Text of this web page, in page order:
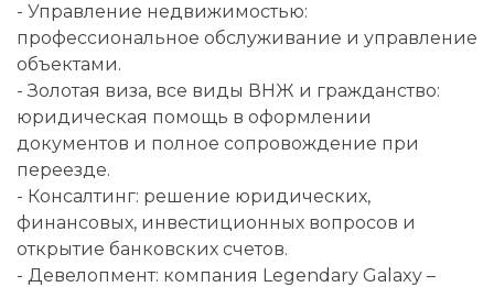
- Управление недвижимостью:
профессиональное обслуживание и управление
объектами.
- Золотая виза, все виды ВНЖ и гражданство:
юридическая помощь в оформлении
документов и полное сопровождение при
переезде.
- Консалтинг: решение юридических,
финансовых, инвестиционных вопросов и
открытие банковских счетов.
- Девелопмент: компания Legendary Galaxy –